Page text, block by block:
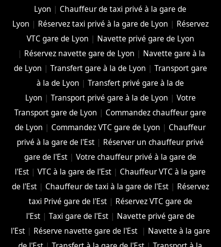
Lyon | Chauffeur de taxi privé à la gare de
Lyon | Réservez taxi privé à la gare de Lyon | Réservez
VTC gare de Lyon | Navette privé gare de Lyon
| Réservez navette gare de Lyon | Navette gare à la
de Lyon | Transfert gare à la de Lyon | Transport gare
à la de Lyon |Transfert privé gare à la de
Lyon | Transport privé gare à la de Lyon | Votre
Transport gare de Lyon | Commandez chauffeur gare
de Lyon | Commandez VTC gare de Lyon | Chauffeur
privé à la gare de l'Est | Réserver un chauffeur privé
gare de l'Est |Votre chauffeur privé à la gare de
l'Est |VTC à la gare de l'Est | Chauffeur VTC à la gare
de l'Est| Chauffeur de taxi à la gare de l'Est| Réservez
taxi Privé gare de l'Est| Réservez VTC gare de
l'Est| Taxi gare de l'Est| Navette privé gare de
l'Est| Réserve navette gare de l'Est | Navette à la gare